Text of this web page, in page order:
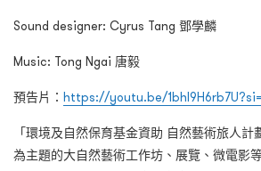
Sound designer: Cyrus Tang 鄧學麟
Music: Tong Ngai 唐毅
預告片： https://youtu.be/
「環境及自然保育基金資助 自然藝術旅人
為主題的大自然藝術工作坊、展覽、微電影